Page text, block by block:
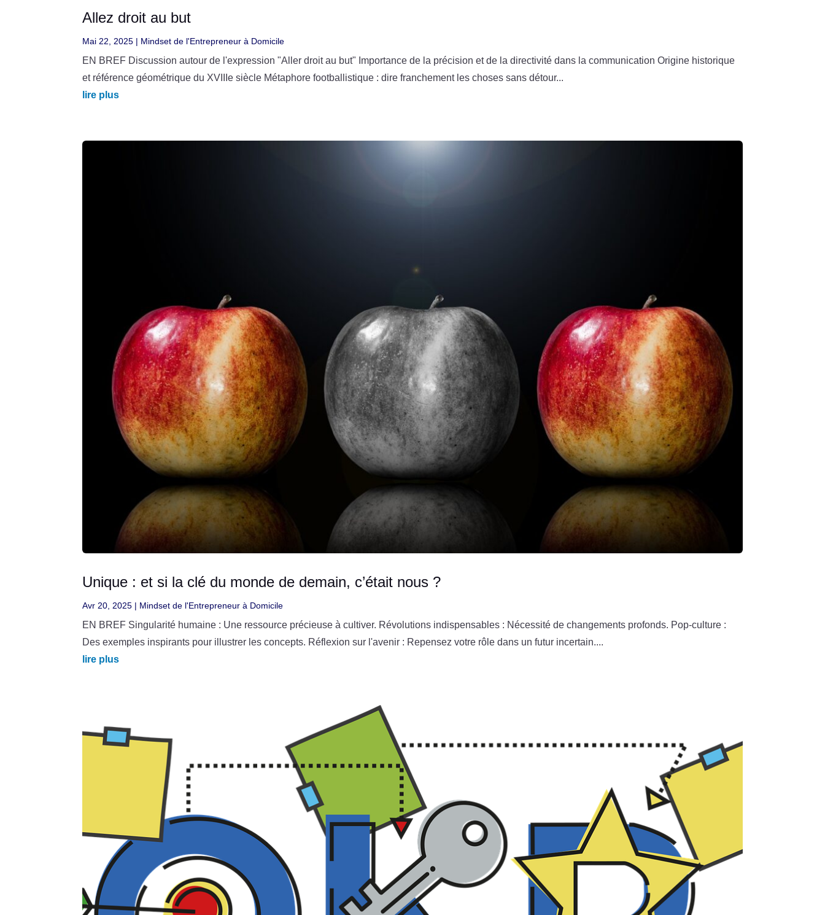
Allez droit au but
Mai 22, 2025 | Mindset de l'Entrepreneur à Domicile
EN BREF Discussion autour de l'expression "Aller droit au but" Importance de la précision et de la directivité dans la communication Origine historique
et référence géométrique du XVIIIe siècle Métaphore footballistique : dire franchement les choses sans détour...
lire plus
Unique : et si la clé du monde de demain, c’était nous ?
Avr 20, 2025 | Mindset de l'Entrepreneur à Domicile
EN BREF Singularité humaine : Une ressource précieuse à cultiver. Révolutions indispensables : Nécessité de changements profonds. Pop-culture :
Des exemples inspirants pour illustrer les concepts. Réflexion sur l'avenir : Repensez votre rôle dans un futur incertain....
lire plus